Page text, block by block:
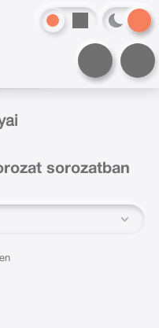
sorozatban